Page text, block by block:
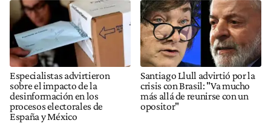
Especialistas advirtieron
sobre el impacto de la
desinformación en los
procesos electorales de
España y México
Santiago Llull advirtió por la
crisis con Brasil: "Va mucho
más allá de reunirse con un
opositor"